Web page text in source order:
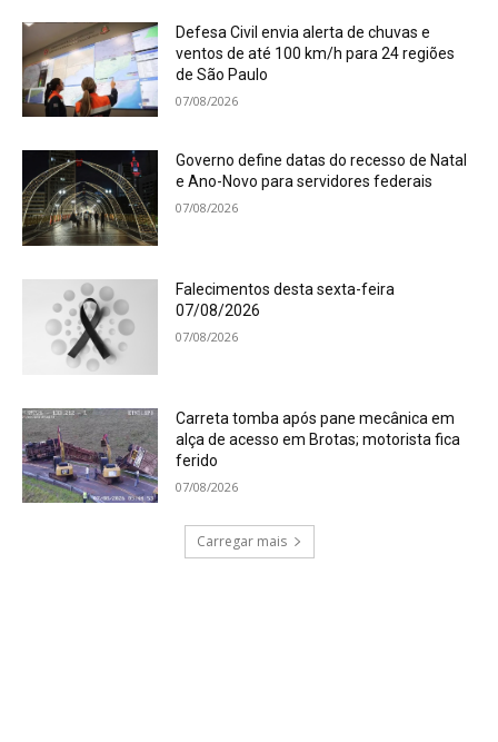
Defesa Civil envia alerta de chuvas e
ventos de até 100 km/h para 24 regiões
de São Paulo
07/08/2026
Governo define datas do recesso de Natal
e Ano-Novo para servidores federais
07/08/2026
Falecimentos desta sexta-feira
07/08/2026
07/08/2026
Carreta tomba após pane mecânica em
alça de acesso em Brotas; motorista fica
ferido
07/08/2026
Carregar mais